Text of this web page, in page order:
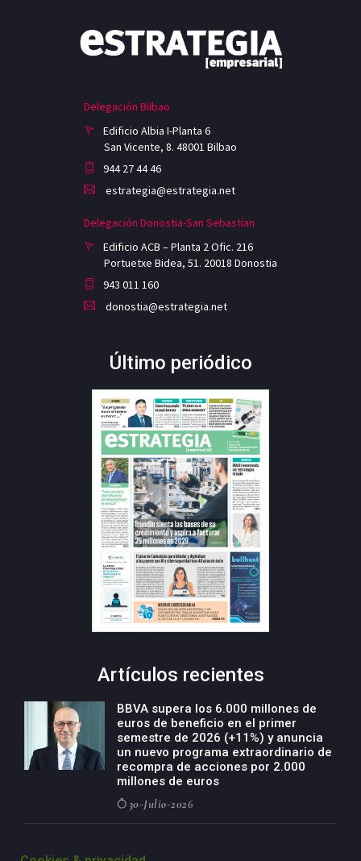
Delegación Bilbao
Edificio Albia I-Planta 6
San Vicente, 8. 48001 Bilbao
944 27 44 46
estrategia@estrategia.net
Delegación Donostia-San Sebastian
Edificio ACB – Planta 2 Ofic. 216
Portuetxe Bidea, 51. 20018 Donostia
943 011 160
donostia@estrategia.net
Último periódico
Artículos recientes
BBVA supera los 6.000 millones de
euros de beneficio en el primer
semestre de 2026 (+11%) y anuncia
un nuevo programa extraordinario de
recompra de acciones por 2.000
millones de euros
30-Julio-2026
negocio agro con un modelo global